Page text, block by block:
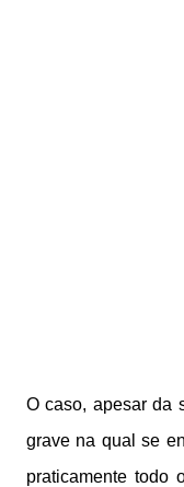
O caso, apesar da
grave na qual se
praticamente todo